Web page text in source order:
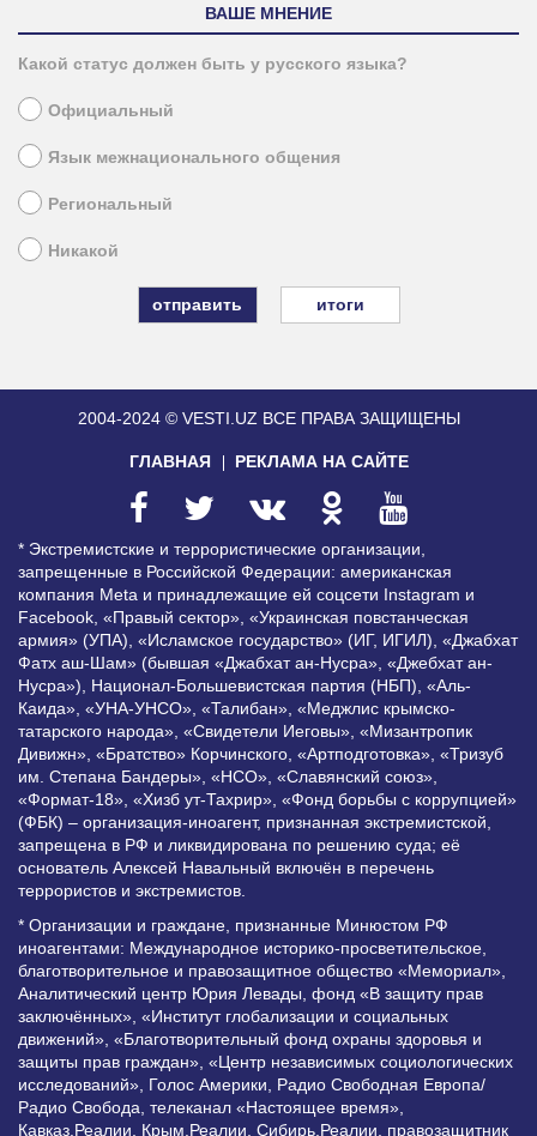
ВАШЕ МНЕНИЕ
Какой статус должен быть у русского языка?
Официальный
Язык межнационального общения
Региональный
Никакой
итоги
2004-2024 © VESTI.UZ ВСЕ ПРАВА ЗАЩИЩЕНЫ
ГЛАВНАЯ РЕКЛАМА НА САЙТЕ
* Экстремистские и террористические организации,
запрещенные в Российской Федерации: американская
компания Meta и принадлежащие ей соцсети Instagram и
Facebook, «Правый сектор», «Украинская повстанческая
армия» (УПА), «Исламское государство» (ИГ, ИГИЛ), «Джабхат
Фатх аш-Шам» (бывшая «Джабхат ан-Нусра», «Джебхат ан-
Нусра»), Национал-Большевистская партия (НБП), «Аль-
Каида», «УНА-УНСО», «Талибан», «Меджлис крымско-
татарского народа», «Свидетели Иеговы», «Мизантропик
Дивижн», «Братство» Корчинского, «Артподготовка», «Тризуб
им. Степана Бандеры», «НСО», «Славянский союз»,
«Формат-18», «Хизб ут-Тахрир», «Фонд борьбы с коррупцией»
(ФБК) – организация-иноагент, признанная экстремистской,
запрещена в РФ и ликвидирована по решению суда; её
основатель Алексей Навальный включён в перечень
террористов и экстремистов.
* Организации и граждане, признанные Минюстом РФ
иноагентами: Международное историко-просветительское,
благотворительное и правозащитное общество «Мемориал»,
Аналитический центр Юрия Левады, фонд «В защиту прав
заключённых», «Институт глобализации и социальных
движений», «Благотворительный фонд охраны здоровья и
защиты прав граждан», «Центр независимых социологических
исследований», Голос Америки, Радио Свободная Европа/
Радио Свобода, телеканал «Настоящее время»,
Кавказ.Реалии, Крым.Реалии, Сибирь.Реалии, правозащитник